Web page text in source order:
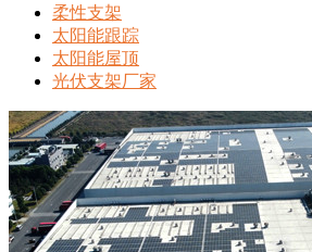
柔性支架
太阳能跟踪
太阳能屋顶
光伏支架厂家